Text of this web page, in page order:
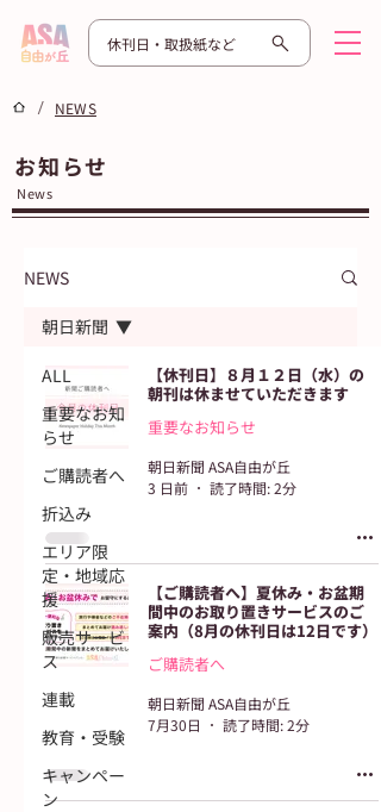
休刊日・取扱紙など
/ NEWS
お知らせ
News
NEWS
ALL
重要なお知
らせ
ご購読者へ
折込み
エリア限
定・地域応
援
販売サービ
ス
連載
教育・受験
キャンペー
ン
朝日新聞
【休刊日】８月１２日（水）の
朝刊は休ませていただきます
重要なお知らせ
朝日新聞 ASA自由が丘
3 日前
読了時間: 2分
【ご購読者へ】夏休み・お盆期
間中のお取り置きサービスのご
案内（8月の休刊日は12日です）
ご購読者へ
朝日新聞 ASA自由が丘
7月30日
読了時間: 2分